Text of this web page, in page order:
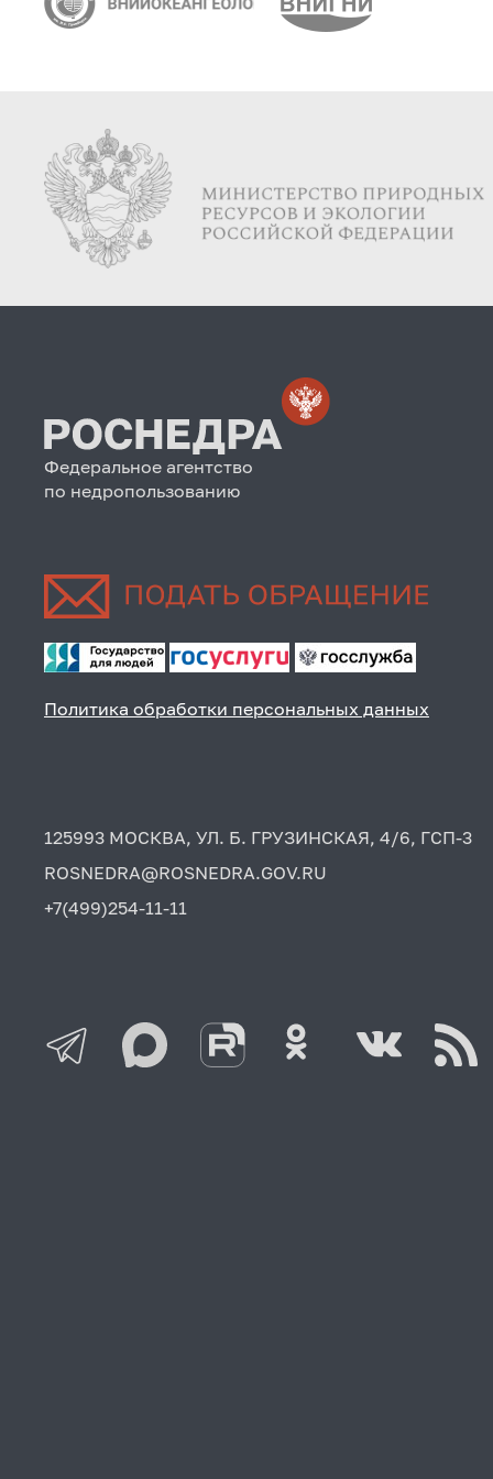
Федеральное агентство
по недропользованию
Политика обработки персональных данных
125993 МОСКВА, УЛ. Б. ГРУЗИНСКАЯ, 4/6, ГСП-3
ROSNEDRA@ROSNEDRA.GOV.RU
+7(499)254-11-11